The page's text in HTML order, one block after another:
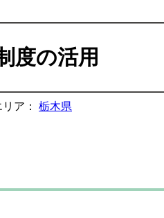
度の活用
リア： 栃木県